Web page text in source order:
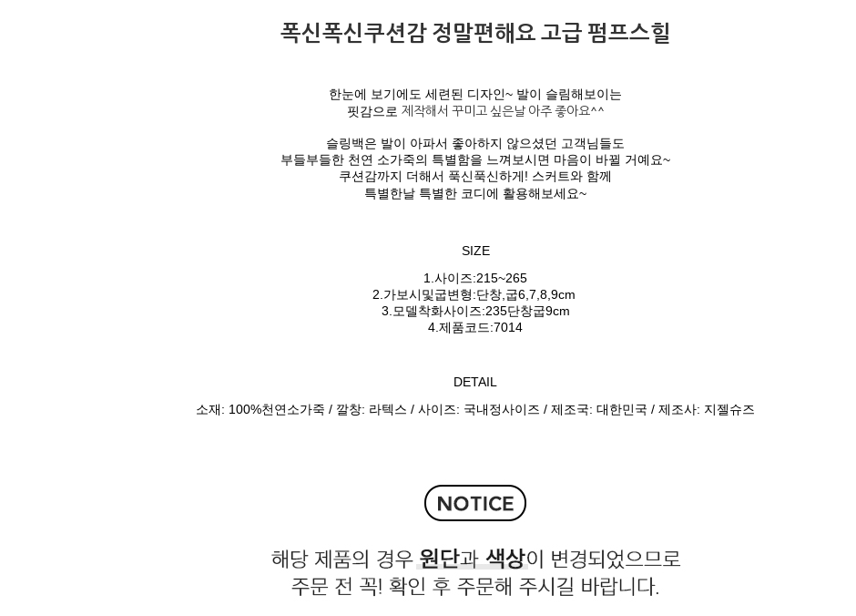
폭신폭신쿠션감 정말편해요 고급 펌프스힐
한눈에 보기에도 세련된 디자인~ 발이 슬림해보이는
핏감으로 제작해서 꾸미고 싶은날 아주 좋아요^^
슬링백은 발이 아파서 좋아하지 않으셨던 고객님들도
부들부들한 천연 소가죽의 특별함을 느껴보시면 마음이 바뀔 거예요~
쿠션감까지 더해서 푹신푹신하게! 스커트와 함께
특별한날 특별한 코디에 활용해보세요~
SIZE
1.사이즈:215~265
2.가보시및굽변형:단창,굽6,7,8,9cm
3.모델착화사이즈:235단창굽9cm
4.제품코드:7014
DETAIL
소재: 100%천연소가죽 / 깔창: 라텍스 / 사이즈: 국내정사이즈 / 제조국: 대한민국 / 제조사: 지젤슈즈